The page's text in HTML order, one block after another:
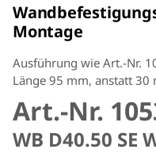
Montage
Ausführung wie Art.-Nr.
Länge 95 mm, anstatt 30
Art.-Nr.
WB D40.50 SE